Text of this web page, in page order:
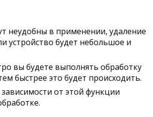
неудобны в применении, удаление
устройство будет небольшое и
вы будете выполнять обработку
быстрее это будет происходить.
от этой функции